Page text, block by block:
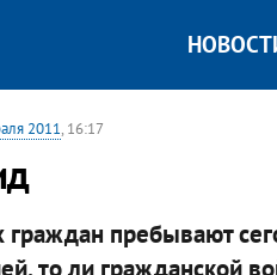
2011, 16:17
пребывают
то ли гражданской